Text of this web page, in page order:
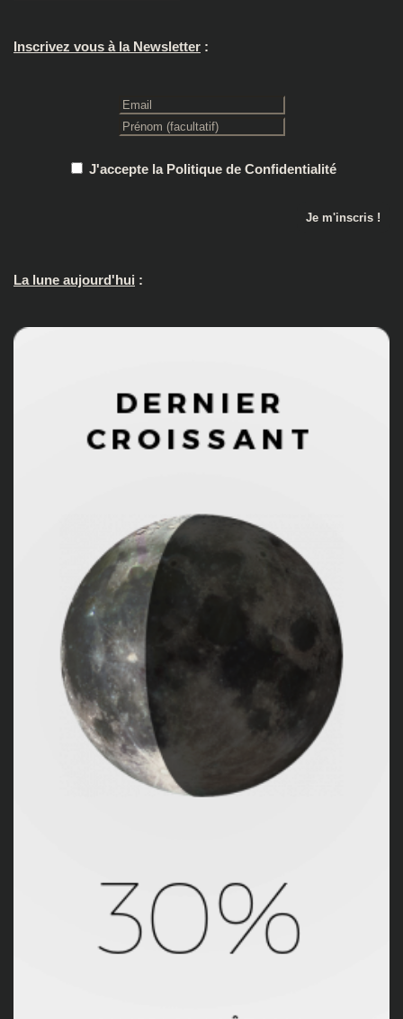
Inscrivez vous à la Newsletter :
J'accepte la Politique de Confidentialité
La lune aujourd'hui :